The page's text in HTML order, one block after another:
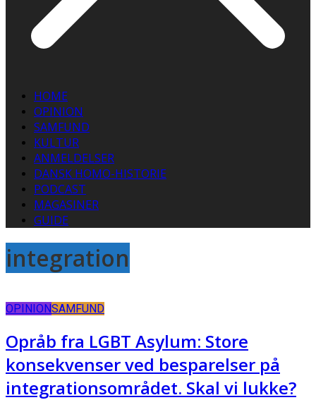
HOME
OPINION
SAMFUND
KULTUR
ANMELDELSER
DANSK HOMO-HISTORIE
PODCAST
MAGASINER
GUIDE
integration
OPINIONSAMFUND
Opråb fra LGBT Asylum: Store
konsekvenser ved besparelser på
integrationsområdet. Skal vi lukke?